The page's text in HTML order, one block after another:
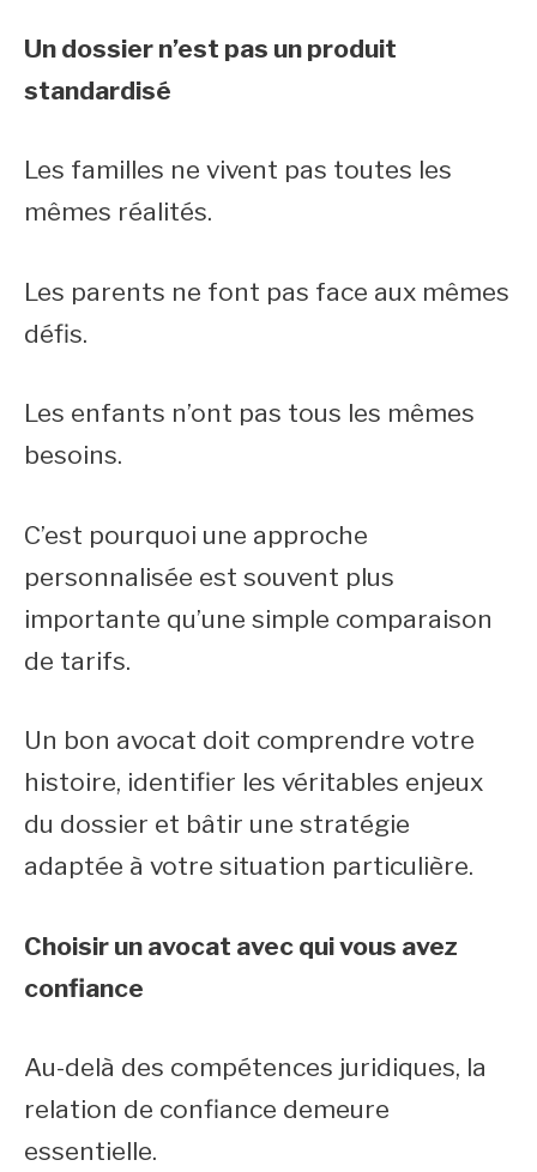
Un dossier n’est pas un produit
standardisé
Les familles ne vivent pas toutes les
mêmes réalités.
Les parents ne font pas face aux mêmes
défis.
Les enfants n’ont pas tous les mêmes
besoins.
C’est pourquoi une approche
personnalisée est souvent plus
importante qu’une simple comparaison
de tarifs.
Un bon avocat doit comprendre votre
histoire, identifier les véritables enjeux
du dossier et bâtir une stratégie
adaptée à votre situation particulière.
Choisir un avocat avec qui vous avez
confiance
Au-delà des compétences juridiques, la
relation de confiance demeure
essentielle.